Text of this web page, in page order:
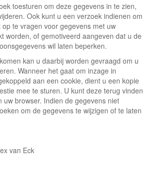
toesturen om deze gegevens in te zien,
Ook kunt u een verzoek indienen om
te vragen voor gegevens met uw
worden, of gemotiveerd aangeven dat u de
wil laten beperken.
kan u daarbij worden gevraagd om u
Wanneer het gaat om inzage in
aan een cookie, dient u een kopie
mee te sturen. U kunt deze terug vinden
uw browser. Indien de gegevens niet
om de gegevens te wijzigen of te laten
van Eck